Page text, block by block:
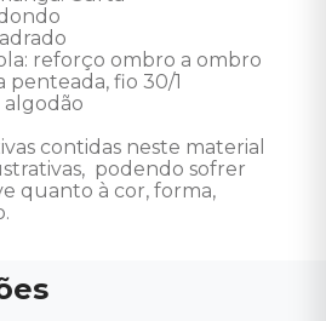
reforço ombro a ombro
penteada, fio 30/1
algodão
contidas neste material
podendo sofrer
quanto à cor, forma,